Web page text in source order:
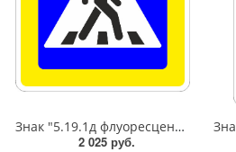
Знак "5.19.1д флуоресцентный Пешеходный переход (справа от дороги)",B=700Тип А Коммерческая (3 года),металл 0.8 мм
2 025 руб.